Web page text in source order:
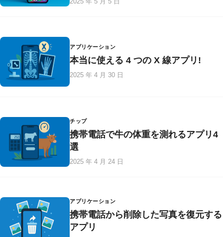
アプリケーション
本当に使える 4 つの X 線アプリ!
2025 年 4 月 30 日
チップ
携帯電話で牛の体重を測れるアプリ4
選
2025 年 4 月 24 日
アプリケーション
携帯電話から削除した写真を復元する
アプリ